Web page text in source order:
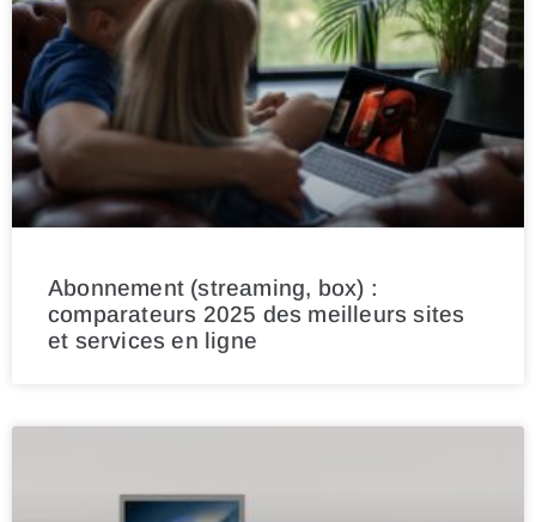
Abonnement (streaming, box) :
comparateurs 2025 des meilleurs sites
et services en ligne